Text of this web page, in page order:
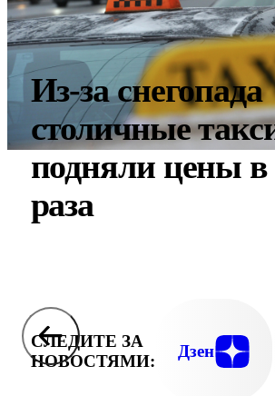
Из-за снегопада
столичные
подняли цены в
раза
СЛЕДИТЕ ЗА
НОВОСТЯМИ:
Дзен